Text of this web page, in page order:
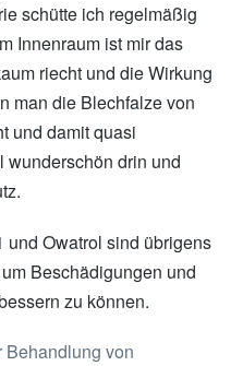
schütte ich regelmäßig
Innenraum ist mir das
riecht und die Wirkung
man die Blechfalze von
und damit quasi
wunderschön drin und
Owatrol sind übrigens
Beschädigungen und
zu können.